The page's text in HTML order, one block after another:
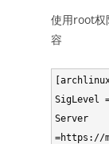
使用root权
容
SigLevel
Server
=https://